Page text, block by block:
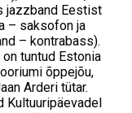
jazzband Eestist
– saksofon ja
– kontrabass).
tuntud Estonia
õppejõu,
Arderi tütar.
Kultuuripäevadel